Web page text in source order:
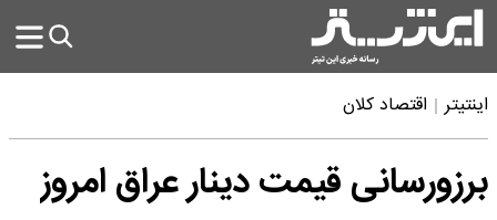
اینتیتر اقتصاد کلان
برزورسانی قیمت دینار عراق امروز